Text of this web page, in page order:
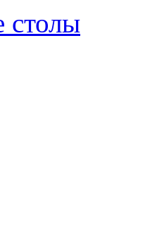
столы